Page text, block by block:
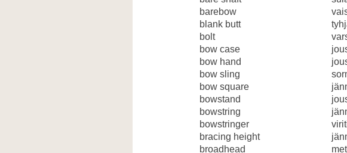
barebow
blank butt
bolt
bow case
bow hand
bow sling
bow square
bowstand
bowstring
bowstringer
bracing height
broadhead